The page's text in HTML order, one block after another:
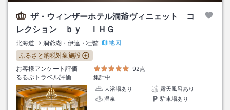
ザ・ウィンザーホテル洞爺ヴィニェット コ
レクション ｂｙ ＩＨＧ
北海道 洞爺湖・伊達・壮瞥
地図
ふるさと納税対象施設
お客様アンケート評価
92点
るるぶトラベル評価
集計中
大浴場あり
露天風呂あり
温泉
駐車場あり